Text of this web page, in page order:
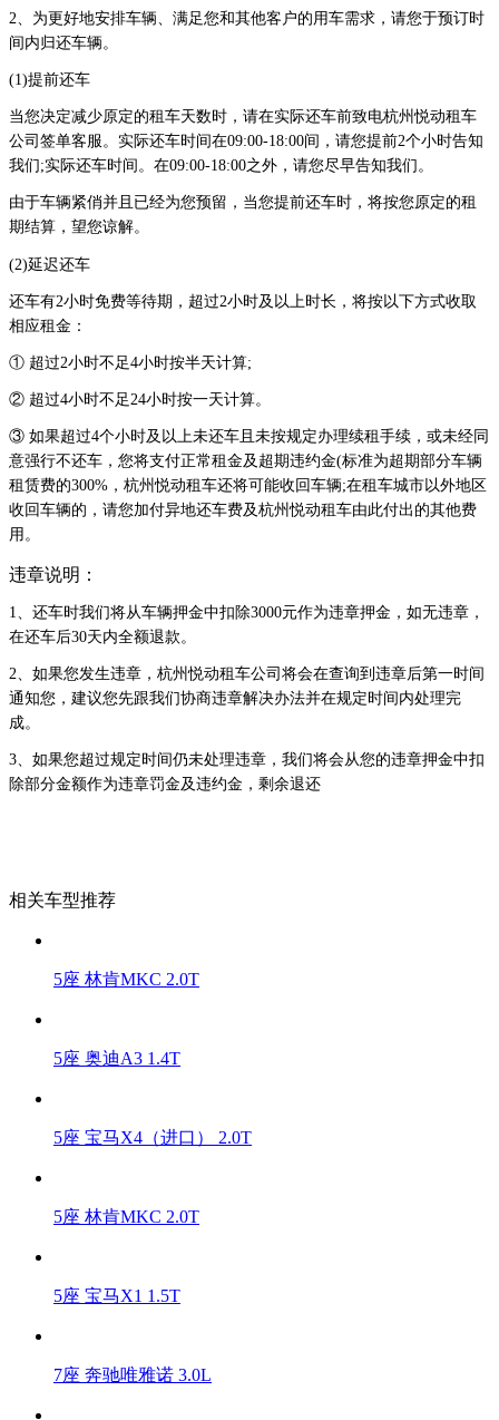
2、为更好地安排车辆、满足您和其他客户的用车需求，请您于预订时
间内归还车辆。
(1)提前还车
当您决定减少原定的租车天数时，请在实际还车前致电杭州悦动租车
公司签单客服。实际还车时间在09:00-18:00间，请您提前2个小时告知
我们;实际还车时间。在09:00-18:00之外，请您尽早告知我们。
由于车辆紧俏并且已经为您预留，当您提前还车时，将按您原定的租
期结算，望您谅解。
(2)延迟还车
还车有2小时免费等待期，超过2小时及以上时长，将按以下方式收取
相应租金：
① 超过2小时不足4小时按半天计算;
② 超过4小时不足24小时按一天计算。
③ 如果超过4个小时及以上未还车且未按规定办理续租手续，或未经同
意强行不还车，您将支付正常租金及超期违约金(标准为超期部分车辆
租赁费的300%，杭州悦动租车还将可能收回车辆;在租车城市以外地区
收回车辆的，请您加付异地还车费及杭州悦动租车由此付出的其他费
用。
违章说明：
1、还车时我们将从车辆押金中扣除3000元作为违章押金，如无违章，
在还车后30天内全额退款。
2、如果您发生违章，杭州悦动租车公司将会在查询到违章后第一时间
通知您，建议您先跟我们协商违章解决办法并在规定时间内处理完
成。
3、如果您超过规定时间仍未处理违章，我们将会从您的违章押金中扣
除部分金额作为违章罚金及违约金，剩余退还
相关车型推荐
5座 林肯MKC 2.0T
5座 奥迪A3 1.4T
5座 宝马X4（进口） 2.0T
5座 林肯MKC 2.0T
5座 宝马X1 1.5T
7座 奔驰唯雅诺 3.0L